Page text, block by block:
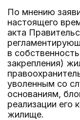
По мнению
настоящего
акта
в
закрепления)
уволенным со
основаниям,
реализации его
жилище.